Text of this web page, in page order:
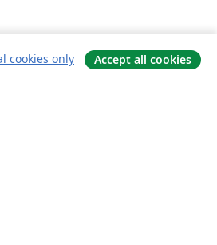
cookies only Accept all cookies